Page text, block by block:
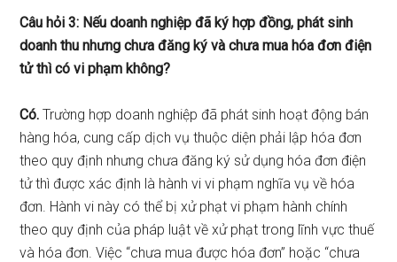
Câu hỏi 3: Nếu doanh nghiệp đã ký hợp đồng, phát sinh
doanh thu nhưng chưa đăng ký và chưa mua hóa đơn điện
tử thì có vi phạm không?
Có. Trường hợp doanh nghiệp đã phát sinh hoạt động bán
hàng hóa, cung cấp dịch vụ thuộc diện phải lập hóa đơn
theo quy định nhưng chưa đăng ký sử dụng hóa đơn điện
tử thì được xác định là hành vi vi phạm nghĩa vụ về hóa
đơn. Hành vi này có thể bị xử phạt vi phạm hành chính
theo quy định của pháp luật về xử phạt trong lĩnh vực thuế
và hóa đơn. Việc “chưa mua được hóa đơn” hoặc “chưa